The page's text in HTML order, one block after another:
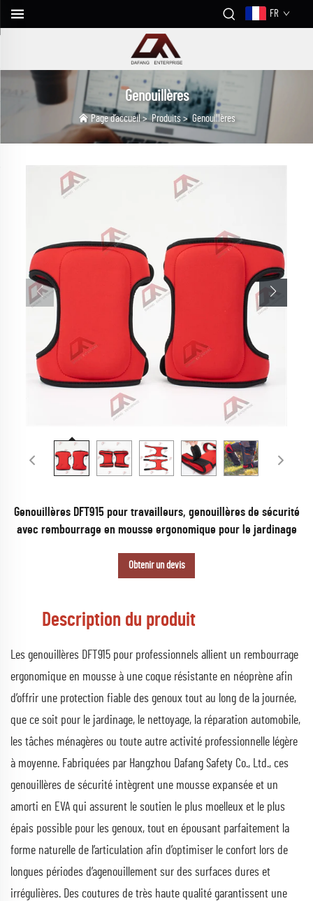
FR
Genouillères
Page d’accueil>Produits >Genouillères
Genouillères DFT915 pour travailleurs, genouillères de sécurité
avec rembourrage en mousse ergonomique pour le jardinage
Obtenir un devis
Description du produit
Les genouillères DFT915 pour professionnels allient un rembourrage
ergonomique en mousse à une coque résistante en néoprène afin
d’offrir une protection fiable des genoux tout au long de la journée,
que ce soit pour le jardinage, le nettoyage, la réparation automobile,
les tâches ménagères ou toute autre activité professionnelle légère
à moyenne. Fabriquées par Hangzhou Dafang Safety Co., Ltd., ces
genouillères de sécurité intègrent une mousse expansée et un
amorti en EVA qui assurent le soutien le plus moelleux et le plus
épais possible pour les genoux, tout en épousant parfaitement la
forme naturelle de l’articulation afin d’optimiser le confort lors de
longues périodes d’agenouillement sur des surfaces dures et
irrégulières. Des coutures de très haute qualité garantissent une